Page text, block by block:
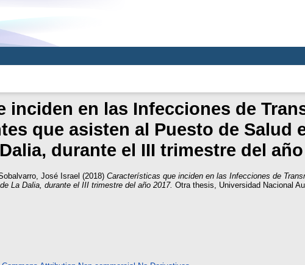
inciden en las Infecciones de
que asisten al Puesto de Salud
durante el III trimestre del año
José Israel (2018) Características que inciden en las Infecciones de
La Dalia, durante el III trimestre del año 2017. Otra thesis, Universidad Nacional